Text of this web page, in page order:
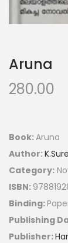
Aruna
280.00
Book:Aruna
Author:
Category:
ISBN:
Binding:
Publishing
Publisher: